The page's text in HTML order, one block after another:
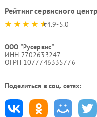
Рейтинг сервисного
4.9-5.0
ООО "Русервис"
ИНН 7702633247
ОГРН 1077746335776
Поделиться в соц. сетях: